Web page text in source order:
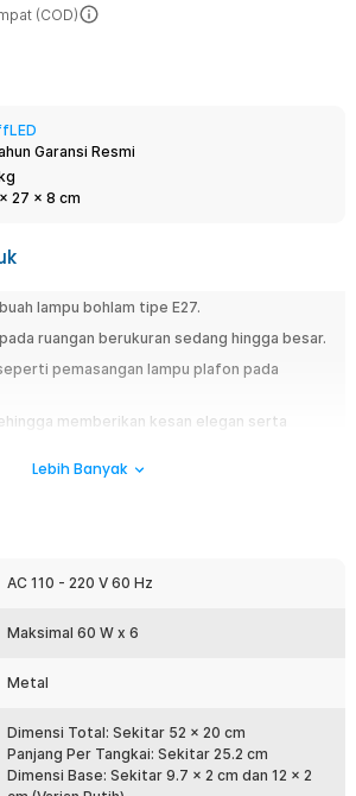
(COD)
Garansi Resmi
x 27 x 8 cm
lampu bohlam tipe E27.
ruangan berukuran sedang hingga besar.
pemasangan lampu plafon pada
memberikan kesan elegan serta
6 buah lampu bohlam sekaligus yang
pada ruang tamu atau ruang keluarga. Karena
fitting lampu ini tidak termasuk dengan
dengan menggunakan fitting lampu dari TaffLED
dari 6 soket bohlam tipe E27. Karena bohlam
paket pembelian ini sehingga Anda dapat
Lebih Banyak
AC 110 - 220 V 60 Hz
Maksimal 60 W x 6
Metal
Dimensi Total: Sekitar 52 x 20 cm
Panjang Per Tangkai: Sekitar 25.2 cm
Dimensi Base: Sekitar 9.7 x 2 cm dan 12 x 2